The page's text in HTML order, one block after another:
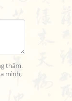
thăm.
mình,